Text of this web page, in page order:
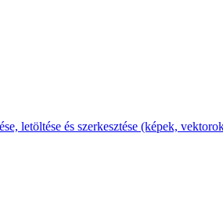
letöltése és szerkesztése (képek,